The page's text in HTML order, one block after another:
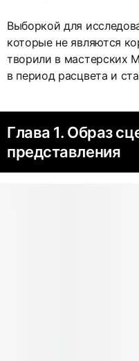
Выборкой для
которые не являются
творили в мастерских
в период расцвета и
Глава 1. Образ
представления